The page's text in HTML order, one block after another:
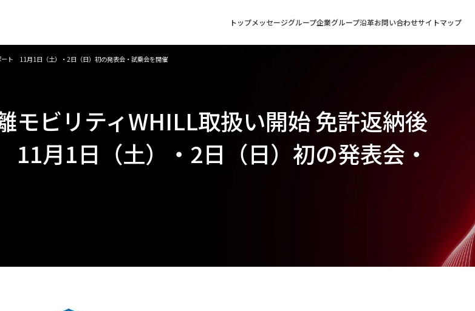
トップメッセージグループ企業グループ沿革お問い合わせサイトマップ
ト 11⽉1⽇（⼟）・2⽇（⽇）初の発表会・試乗会を開催
モビリティWHILL取扱い開始 免許返納後
⽉1⽇（⼟）・2⽇（⽇）初の発表会・